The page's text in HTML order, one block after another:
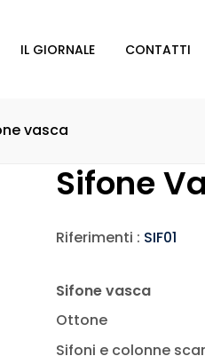
IL GIORNALE CONTATTI
vasca
Sifone
Riferimenti : SIF01
Sifone vasca
Ottone
Sifoni e colonne